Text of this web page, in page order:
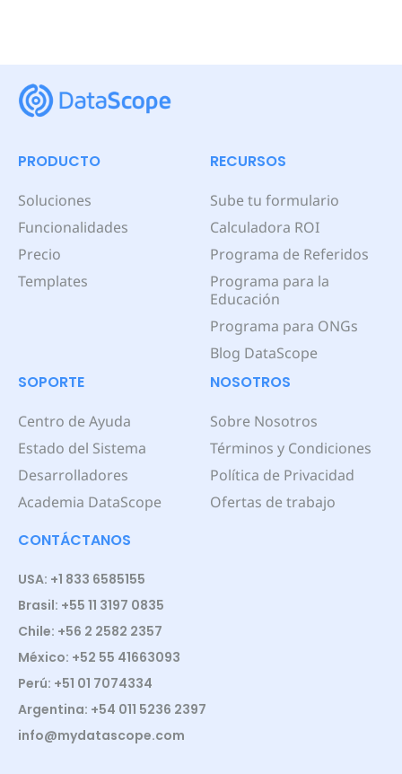
PRODUCTO
Soluciones
Funcionalidades
Precio
Templates
RECURSOS
Sube tu formulario
Calculadora ROI
Programa de Referidos
Programa para la
Educación
Programa para ONGs
Blog DataScope
SOPORTE
Centro de Ayuda
Estado del Sistema
Desarrolladores
Academia DataScope
NOSOTROS
Sobre Nosotros
Términos y Condiciones
Política de Privacidad
Ofertas de trabajo
CONTÁCTANOS
USA: +1 833 6585155
Brasil: +55 11 3197 0835
Chile: +56 2 2582 2357
México: +52 55 41663093
Perú: +51 01 7074334
Argentina: +54 011 5236 2397
info@mydatascope.com